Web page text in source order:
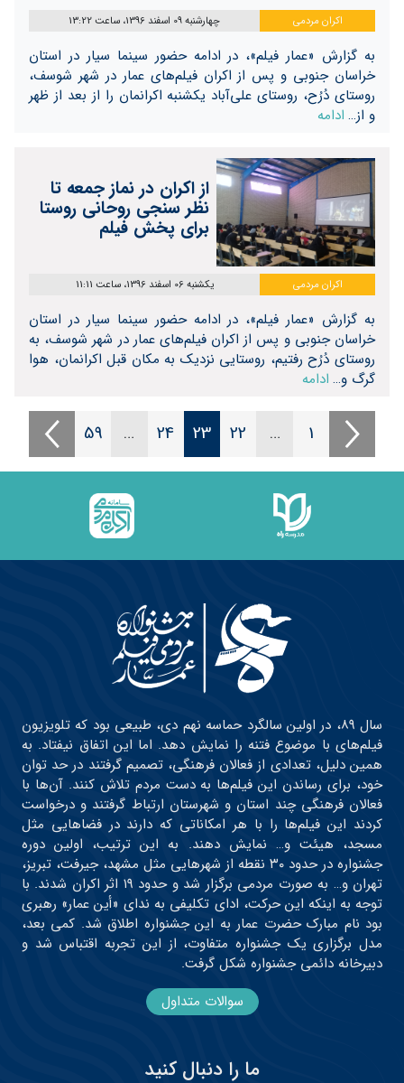
اکران مردمی چهارشنبه 09 اسفند 1396، ساعت 13:22
به گزارش «عمار فیلم»، در ادامه حضور سینما سیار در استان
خراسان جنوبی و پس از اکران فیلم‌های عمار در شهر شوسف،
روستای دُرُح، روستای علی‌آباد یکشنبه اکرانمان را از بعد از ظهر
و از… ادامه
از اکران در نماز جمعه تا
نظر سنجی روحانی روستا
برای پخش فیلم
اکران مردمی یکشنبه 06 اسفند 1396، ساعت 11:11
به گزارش «عمار فیلم»، در ادامه حضور سینما سیار در استان
خراسان جنوبی و پس از اکران فیلم‌های عمار در شهر شوسف، به
روستای دُرُح رفتیم، روستایی نزدیک به مکان قبل اکرانمان، هوا
گرگ و… ادامه
1
…
22
23
24
…
59
سال ۸۹، در اولین سالگرد حماسه نهم دی، طبیعی بود که تلویزیون
فیلم‌های با موضوع فتنه را نمایش دهد. اما این اتفاق نیفتاد. به
همین دلیل، تعدادی از فعالان فرهنگی، تصمیم گرفتند در حد توان
خود، برای رساندن این فیلم‌ها به دست مردم تلاش کنند. آن‌ها با
فعالان فرهنگی چند استان و شهرستان ارتباط گرفتند و درخواست
کردند این فیلم‌ها را با هر امکاناتی که دارند در فضاهایی مثل
مسجد، هیئت و… نمایش دهند. به این ترتیب، اولین دوره
جشنواره در حدود ۳۰ نقطه از شهرهایی مثل مشهد، جیرفت، تبریز،
تهران و… به صورت مردمی برگزار شد و حدود ۱۹ اثر اکران شدند. با
توجه به اینکه این حرکت، ادای تکلیفی به ندای «أین عمار» رهبری
بود نام مبارک حضرت عمار به این جشنواره اطلاق شد. کمی بعد،
مدل برگزاری یک جشنواره متفاوت، از این تجربه اقتباس شد و
دبیرخانه دائمی جشنواره شکل گرفت.
سوالات متداول
ما را دنبال کنید